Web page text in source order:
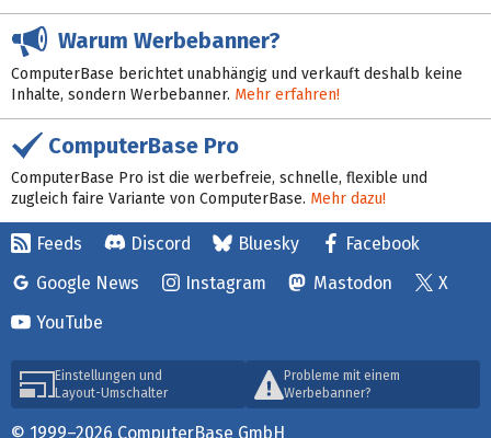
Warum Werbebanner?
ComputerBase berichtet unabhängig und verkauft deshalb keine
Inhalte, sondern Werbebanner. Mehr erfahren!
ComputerBase Pro
ComputerBase Pro ist die werbefreie, schnelle, flexible und
zugleich faire Variante von ComputerBase. Mehr dazu!
Feeds Discord Bluesky
Facebook
Google News
Instagram Mastodon
X
YouTube
Einstellungen und
Layout-Umschalter
Probleme mit einem
Werbebanner?
© 1999–2026 ComputerBase GmbH